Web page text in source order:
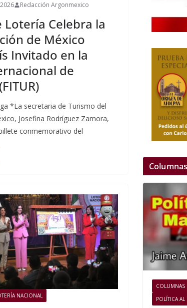
Redacción Argonmexico
Lotería Celebra la
de México
Invitado en la
de
*La secretaria de Turismo del
Josefina Rodríguez Zamora,
conmemorativo del
NACIONAL
Columnas
COLUMNAS
POLÍTICA